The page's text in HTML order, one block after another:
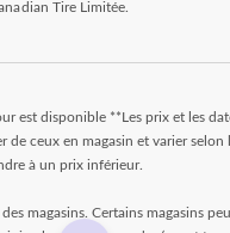
Tire Limitée.
est disponible **Les prix et les
de ceux en magasin et varier selon
à un prix inférieur.
magasins. Certains magasins